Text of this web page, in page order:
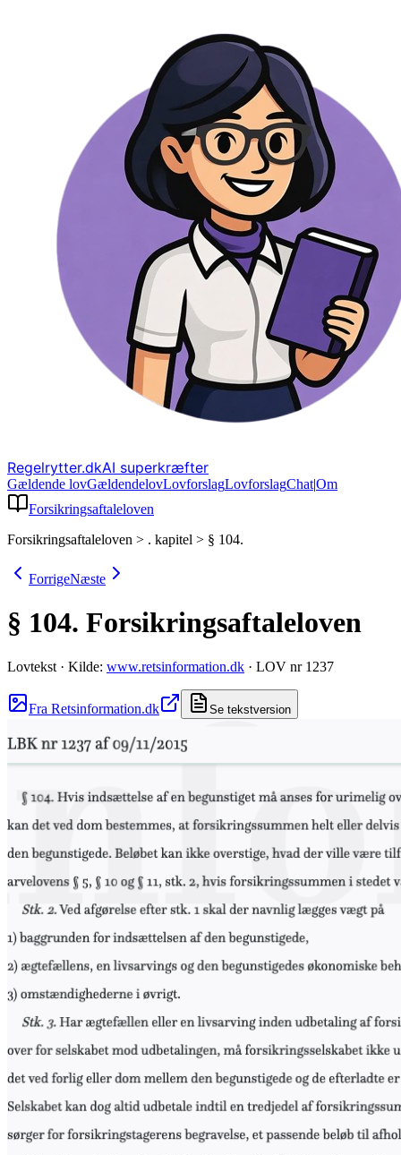
Regelrytter.dkAI superkræfter
Gældende lovGældendelovLovforslagLovforslagChat|Om
Forsikringsaftaleloven
Forsikringsaftaleloven > . kapitel > § 104.
ForrigeNæste
§ 104. Forsikringsaftaleloven
Lovtekst · Kilde: www.retsinformation.dk · LOV nr 1237
Fra Retsinformation.dk Se tekstversion